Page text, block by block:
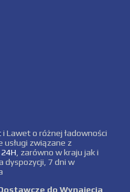
i Lawet o różnej ładowności
usługi związane z
, zarówno w kraju jak i
dyspozycji, 7 dni w
do Wynajęcia